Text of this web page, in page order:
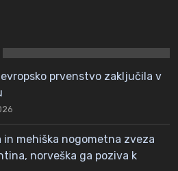
evropsko prvenstvo zaključila v
mehiška nogometna zveza
norveška ga poziva k